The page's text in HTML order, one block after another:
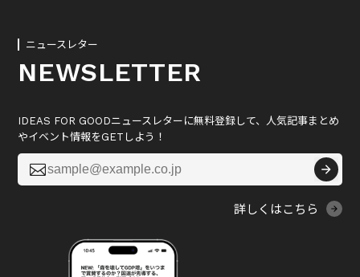
ニュースレター
NEWSLETTER
IDEAS FOR GOODニュースレターに無料登録して、人気記事まとめ
やイベント情報をGETしよう！

詳しくはこちら